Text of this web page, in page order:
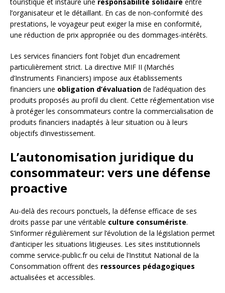
l’organisateur et le détaillant. En cas de non-conformité des
prestations, le voyageur peut exiger la mise en conformité,
une réduction de prix appropriée ou des dommages-intérêts.
Les services financiers font l’objet d’un encadrement
particulièrement strict. La directive MIF II (Marchés
d’Instruments Financiers) impose aux établissements
financiers une obligation d’évaluation de l’adéquation des
produits proposés au profil du client. Cette réglementation vise
à protéger les consommateurs contre la commercialisation de
produits financiers inadaptés à leur situation ou à leurs
objectifs d’investissement.
L’autonomisation juridique du
consommateur: vers une défense
proactive
Au-delà des recours ponctuels, la défense efficace de ses
droits passe par une véritable culture consumériste.
S’informer régulièrement sur l’évolution de la législation permet
d’anticiper les situations litigieuses. Les sites institutionnels
comme service-public.fr ou celui de l’Institut National de la
Consommation offrent des ressources pédagogiques
actualisées et accessibles.